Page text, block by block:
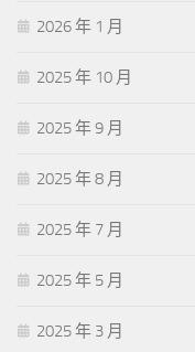
2026 年 1 月
2025 年 10 月
2025 年 9 月
2025 年 8 月
2025 年 7 月
2025 年 5 月
2025 年 3 月